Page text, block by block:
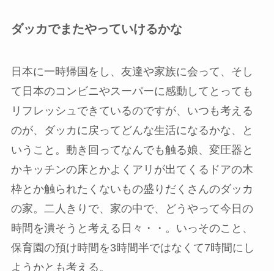
ダッカでまたやっていけるかな
日本に一時帰国をし、友達や家族に会って、そし
て日本のコンビニやスーパーに感動してとっても
リフレッシュできているのですが、いつも考える
のが、ダッカに戻ってどんな生活になるかな、と
いうこと。動き回ってなんでも触る娘、変圧器と
かキッチンの床とかよくアリが出てくるドアの木
枠とか触られたくないもの盛りだくさんのダッカ
の家。二人きりで、家の中で、どうやって今日の
時間を潰そうと考える日々・・。いっそのこと、
保育園の預け時間を3時間半ではなくて7時間にし
ようかとも考える。